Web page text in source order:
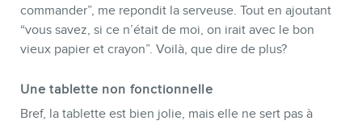
commander”, me repondit la serveuse. Tout en ajoutant
“vous savez, si ce n’était de moi, on irait avec le bon
vieux papier et crayon”. Voilà, que dire de plus?
Une tablette non fonctionnelle
Bref, la tablette est bien jolie, mais elle ne sert pas à